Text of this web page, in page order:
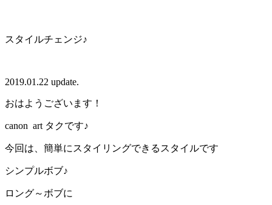
スタイルチェンジ♪
2019.01.22 update.
おはようございます！
canon art タクです♪
今回は、簡単にスタイリングできるスタイルです
シンプルボブ♪
ロング～ボブに